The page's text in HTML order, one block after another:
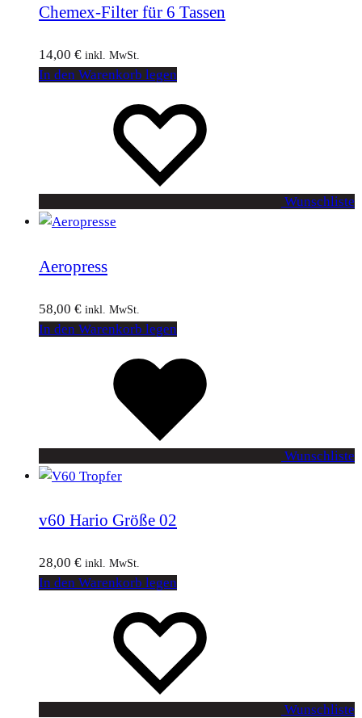
Chemex-Filter für 6 Tassen
14,00 € inkl. MwSt.
In den Warenkorb legen
Wunschliste
Aeropress
58,00 € inkl. MwSt.
In den Warenkorb legen
Wunschliste
v60 Hario Größe 02
28,00 € inkl. MwSt.
In den Warenkorb legen
Wunschliste